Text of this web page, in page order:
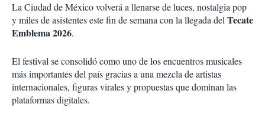
La Ciudad de México volverá a llenarse de luces, nostalgia pop
y miles de asistentes este fin de semana con la llegada delTecate
Emblema 2026.
El festival se consolidó como uno de los encuentros musicales
más importantes del país gracias a una mezcla de artistas
internacionales, figuras virales y propuestas que dominan las
plataformas digitales.